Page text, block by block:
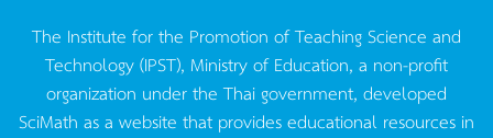
The Institute for the Promotion of Teaching Science and
Technology (IPST), Ministry of Education, a non-profit
organization under the Thai government, developed
SciMath as a website that provides educational resources in